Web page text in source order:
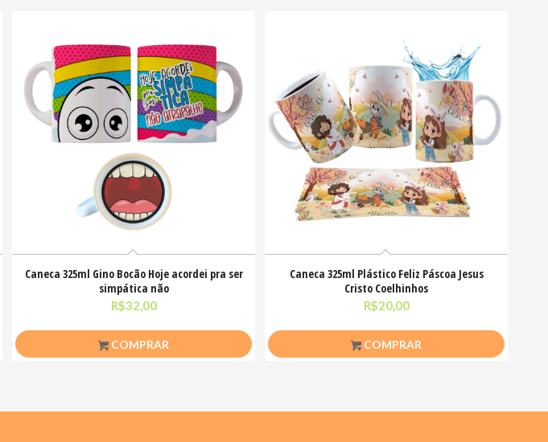
Caneca 325ml Gino Bocão Hoje acordei pra ser
simpática não
R$32,00
COMPRAR
Caneca 325ml Plástico Feliz Páscoa Jesus
Cristo Coelhinhos
R$20,00
COMPRAR